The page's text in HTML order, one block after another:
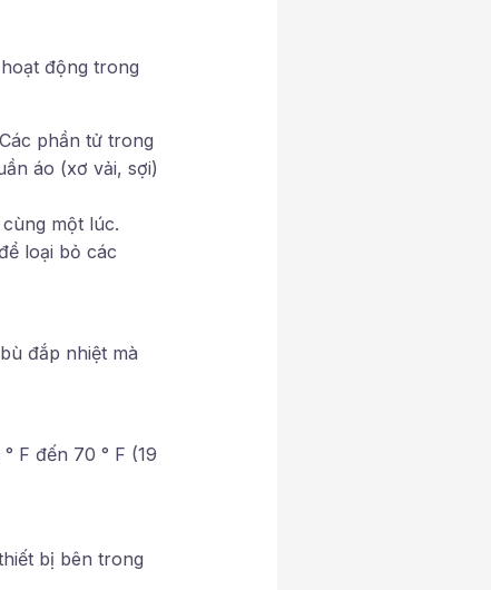
động trong
phần tử trong
áo (xơ vải, sợi)
một lúc.
loại bỏ các
đắp nhiệt mà
F đến 70 ° F (19
bị bên trong